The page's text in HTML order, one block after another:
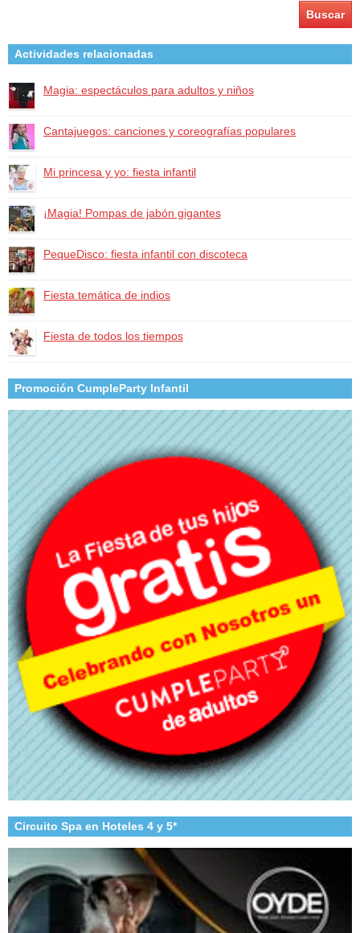
Actividades relacionadas
Magia: espectáculos para adultos y niños
Cantajuegos: canciones y coreografías populares
Mi princesa y yo: fiesta infantil
¡Magia! Pompas de jabón gigantes
PequeDisco: fiesta infantil con discoteca
Fiesta temática de indios
Fiesta de todos los tiempos
Promoción CumpleParty Infantil
Circuito Spa en Hoteles 4 y 5*